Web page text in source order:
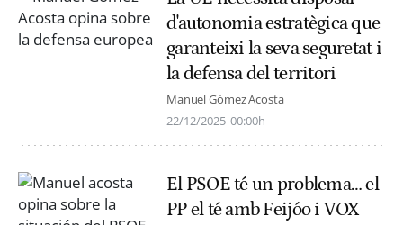
d'autonomia estratègica que
garanteixi la seva seguretat i
la defensa del territori
Manuel Gómez Acosta
22/12/2025 00:00h
El PSOE té un problema… el
PP el té amb Feijóo i VOX